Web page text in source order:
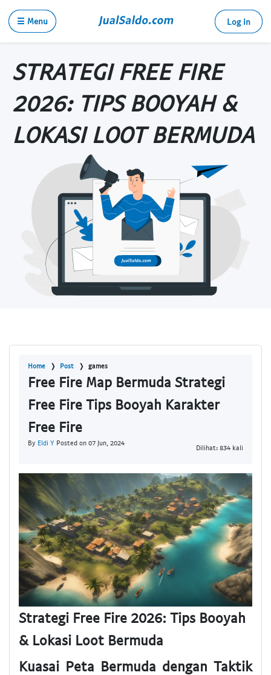
☰ Menu Log in
STRATEGI FREE FIRE
2026: TIPS BOOYAH &
LOKASI LOOT BERMUDA
Home Post games
Free Fire Map Bermuda Strategi
Free Fire Tips Booyah Karakter
Free Fire
By Eldi Y Posted on 07 Jun, 2024
Dilihat: 834 kali
Strategi Free Fire 2026: Tips Booyah
& Lokasi Loot Bermuda
Kuasai Peta Bermuda dengan Taktik